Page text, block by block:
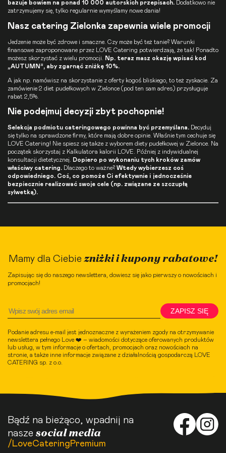
bazuje bowiem na ponad 10 000 autorskich przepisach. Dodatkowo nie
zatrzymujemy się, tylko regularnie wymyślamy nowe dania!
Nasz catering Zielonka zapewnia wiele promocji
Jedzenie może być zdrowe i smaczne. Czy może być też tanie? Warunki
finansowe zaproponowane przez LOVE Catering potwierdzają, że tak! Ponadto
możesz skorzystać z wielu promocji.
Np. teraz masz okazję wpisać kod
„AUTUMN”, aby zgarnąć zniżkę 10%.
A jak np. namówisz na skorzystanie z oferty kogoś bliskiego, to też zyskacie. Za
zamówienie 2 diet pudełkowych w Zielonce (pod ten sam adres) przysługuje
rabat 2,5%.
Nie podejmuj decyzji zbyt pochopnie!
Selekcja podmiotu cateringowego powinna być przemyślana. Decyduj
się tylko na sprawdzone firmy, które mają dobre opinie. Właśnie tym cechuje się
LOVE Catering! Nie spiesz się także z wyborem diety pudełkowej w Zielonce. Na
początek skorzystaj z Kalkulatora kalorii LOVE. Później z indywidualnej
konsultacji dietetycznej. Dopiero po wykonaniu tych kroków zamów
właściwy catering. Dlaczego to ważne? Wtedy wybierzesz coś
odpowiedniego. Coś, co pomoże Ci efektywnie i jednocześnie
bezpiecznie realizować swoje cele (np. związane ze szczupłą
sylwetką).
Mamy dla Ciebie zniżki i kupony rabatowe!
Zapisując się do naszego newslettera, dowiesz się jako pierwszy o nowościach i
promocjach!
ZAPISZ SIĘ
Podanie adresu e-mail jest jednoznaczne z wyrażeniem zgody na otrzymywanie
newslettera pełnego Love ❤️ – wiadomości dotyczące oferowanych produktów
lub usług, w tym informacje o ofertach, promocjach oraz nowościach na
stronie, a także inne informacje związane z działalnością gospodarczą LOVE
CATERING sp. z o.o.
Bądź na bieżąco, wpadnij na
nasze social media
/LoveCateringPremium